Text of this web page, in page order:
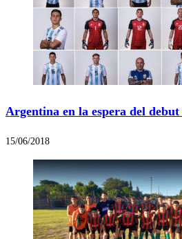
Argentina en la espera del
15/06/2018